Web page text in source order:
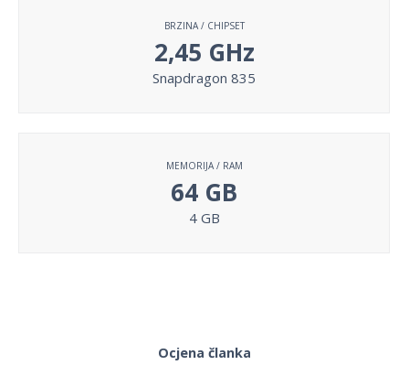
BRZINA / CHIPSET
2,45 GHz
Snapdragon 835
MEMORIJA / RAM
64 GB
4 GB
Ocjena članka